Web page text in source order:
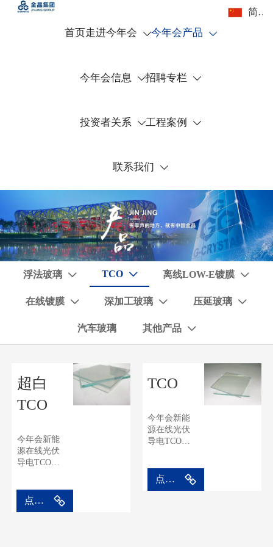
首页 走进今年会 今年会产品 
今年会信息 招聘专栏 
投资者关系 工程案例 
联系我们 
简体中文
浮法玻璃  TCO  离线LOW-E镀膜 
在线镀膜  深加工玻璃  压延玻璃 
汽车玻璃 其他产品 
超白
TCO
今年会新能
源在线光伏
导电TCO玻
沉积(CVD)工
点击进入
TCO
今年会新能
源在线光伏
导电TCO玻
沉积(CVD)工
点击进入